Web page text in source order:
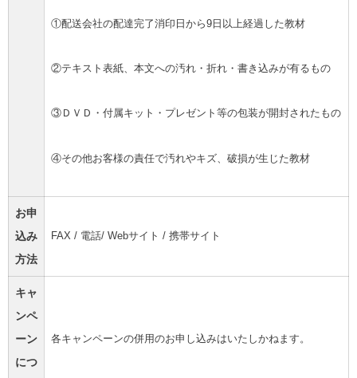
①配送会社の配達完了消印日から9日以上経過した教材
②テキスト表紙、本文への汚れ・折れ・書き込みが有るもの
③ＤＶＤ・付属キット・プレゼント等の包装が開封されたもの
④その他お客様の責任で汚れやキズ、破損が生じた教材
お申
込み
方法
FAX / 電話/ Webサイト / 携帯サイト
キャ
ンペ
ーン
につ
各キャンペーンの併用のお申し込みはいたしかねます。